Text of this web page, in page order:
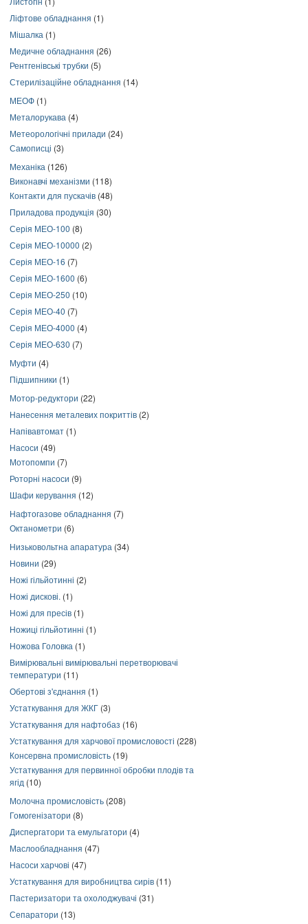
Ліфтове обладнання (1)
Мішалка (1)
Медичне обладнання (26)
Рентгенівські трубки (5)
Стерилізаційне обладнання (14)
МЕОФ (1)
Металорукава (4)
Метеорологічні прилади (24)
Самописці (3)
Механіка (126)
Виконавчі механізми (118)
Контакти для пускачів (48)
Приладова продукція (30)
Серія МЕО-100 (8)
Серія МЕО-10000 (2)
Серія МЕО-16 (7)
Серія МЕО-1600 (6)
Серія МЕО-250 (10)
Серія МЕО-40 (7)
Серія МЕО-4000 (4)
Серія МЕО-630 (7)
Муфти (4)
Підшипники (1)
Мотор-редуктори (22)
Нанесення металевих покриттів (2)
Напівавтомат (1)
Насоси (49)
Мотопомпи (7)
Роторні насоси (9)
Шафи керування (12)
Нафтогазове обладнання (7)
Октанометри (6)
Низьковольтна апаратура (34)
Новини (29)
Ножі гільйотинні (2)
Ножі дискові. (1)
Ножі для пресів (1)
Ножиці гільйотинні (1)
Ножова Головка (1)
Вимірювальні вимірювальні перетворювачі
температури (11)
Обертові з'єднання (1)
Устаткування для ЖКГ (3)
Устаткування для нафтобаз (16)
Устаткування для харчової промисловості (228)
Консервна промисловість (19)
Устаткування для первинної обробки плодів та
ягід (10)
Молочна промисловість (208)
Гомогенізатори (8)
Диспергатори та емульгатори (4)
Маслообладнання (47)
Насоси харчові (47)
Устаткування для виробництва сирів (11)
Пастеризатори та охолоджувачі (31)
Сепаратори (13)